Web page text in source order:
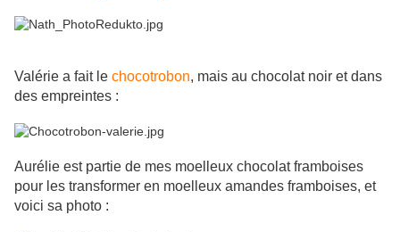
Valérie a fait le chocotrobon, mais au chocolat noir et dans
des empreintes :
Aurélie est partie de mes moelleux chocolat framboises
pour les transformer en moelleux amandes framboises, et
voici sa photo :